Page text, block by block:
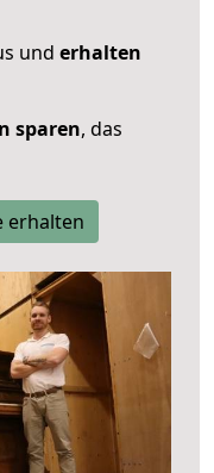
und erhalten
sparen, das
erhalten